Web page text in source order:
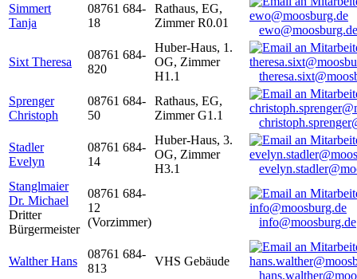
Simmert
Tanja
08761 684-
18
Rathaus, EG,
Zimmer R0.01
ewo@moosburg.de
Sixt Theresa
08761 684-
820
Huber-Haus, 1.
OG, Zimmer
H1.1
Sprenger
Christoph
08761 684-
50
Rathaus, EG,
Zimmer G1.1
Stadler
Evelyn
08761 684-
14
Huber-Haus, 3.
OG, Zimmer
H3.1
Stanglmaier
Dr. Michael
Dritter
Bürgermeister
08761 684-
12
(Vorzimmer)
info@moosburg.de
Walther Hans
08761 684-
813
VHS Gebäude